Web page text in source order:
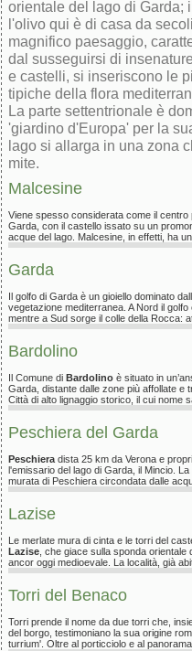
orientale del lago di Garda;
l'olivo qui è di casa da
magnifico paesaggio,
dal susseguirsi di
e castelli, si inseriscono le
tipiche della flora
La parte settentrionale è
'giardino d'Europa' per la
lago si allarga in una zona
mite.
Malcesine
Viene spesso considerata come il centro
Garda, con il castello issato su un
acque del lago. Malcesine, in effetti, ha
Garda
Il golfo di Garda è un gioiello dominato
vegetazione mediterranea. A Nord il
mentre a Sud sorge il colle della Rocca:
Bardolino
Il Comune di Bardolino è situato in
Garda, distante dalle zone più affollate e
Città di alto lignaggio storico, il cui nome
Peschiera del Garda
Peschiera dista 25 km da Verona e
l'emissario del lago di Garda, il Mincio.
murata di Peschiera circondata dalle
Lazise
Le merlate mura di cinta e le torri del
Lazise , che giace sulla sponda orientale
ancor oggi medioevale. La località, già
Torri del Benaco
Torri prende il nome da due torri che,
del borgo, testimoniano la sua origine
turrium'. Oltre al porticciolo e al